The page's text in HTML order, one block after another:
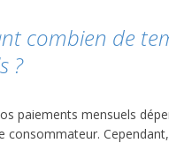
combien de
?
paiements mensuels
consommateur.